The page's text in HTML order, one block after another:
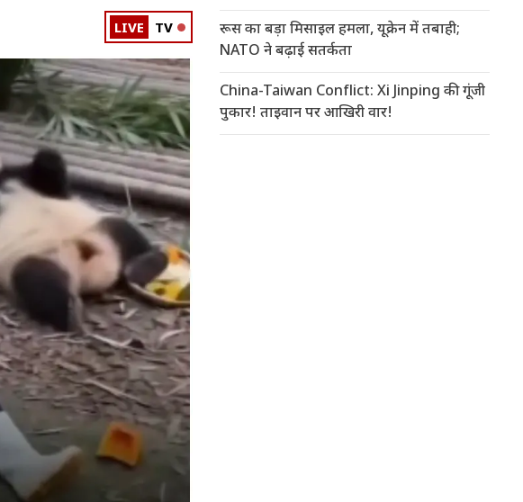
LIVE TV
रूस का बड़ा मिसाइल हमला, यूक्रेन में तबाही;
NATO ने बढ़ाई सतर्कता
China-Taiwan Conflict: Xi Jinping की गूंजी
पुकार! ताइवान पर आखिरी वार!